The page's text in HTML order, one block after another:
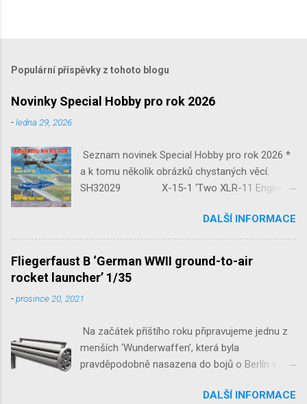
Populární příspěvky z tohoto blogu
Novinky Special Hobby pro rok 2026
-ledna 29, 2026
Seznam novinek Special Hobby pro rok 2026 *
a k tomu několik obrázků chystaných věcí.
SH32029 X-15-1 ‘Two XLR-11 Engines’
‘Guardians of Sion’ 1/32 SH32092
JB-2 Loon ‘US Version of V-1 Missile’
1/32 1/32 SH48052 Seafire
Mk.III 1/48 reissue SH48160
Baltimore Mk.I 1/48 ...
DALŠÍ INFORMACE
Fliegerfaust B ‘German WWII ground-to-air
rocket launcher’ 1/35
-prosince 20, 2021
Na začátek příštího roku připravujeme jednu z
menších ‘Wunderwaffen’, která byla
pravděpodobně nasazena do bojů o Berlín v
raketovou protiletadlovou zbraň. V setu 3148
DALŠÍ INFORMACE